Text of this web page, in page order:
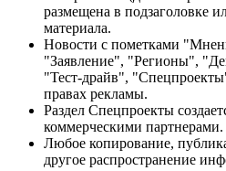
размещена в подзаголовке
материала.
Новости с пометками
"Заявление", "Регионы",
"Тест-драйв",
правах рекламы.
Раздел Спецпроекты
коммерческими партнерами.
Любое копирование,
другое распространение